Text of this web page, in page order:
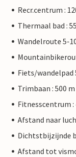
Recr.centrum :
Thermaal bad :
Wandelroute 5-
Fiets/wandelpad
Trimbaan : 500 m
Fitnesscentrum :
Afstand naar
Dichtstbijzijnde
Afstand tot